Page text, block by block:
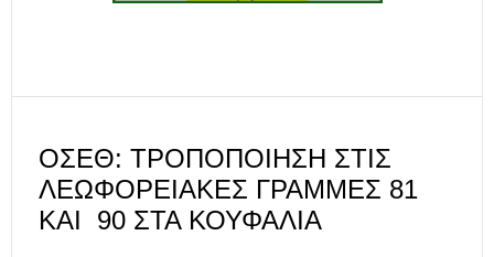
ΟΣΕΘ: ΤΡΟΠΟΠΟΊΗΣΗ ΣΤΙΣ
ΛΕΩΦΟΡΕΙΑΚΈΣ ΓΡΑΜΜΈΣ 81
ΚΑΙ 90 ΣΤΑ ΚΟΥΦΆΛΙΑ